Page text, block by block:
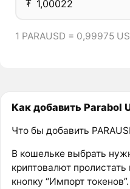
₮
1 PARAUSD = 0,99975
Как добавить Parabol
Что бы добавить
В кошельке выбрать
криптовалют
кнопку “Импорт токенов”.